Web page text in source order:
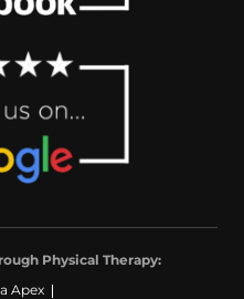
Physical Therapy:
Apex